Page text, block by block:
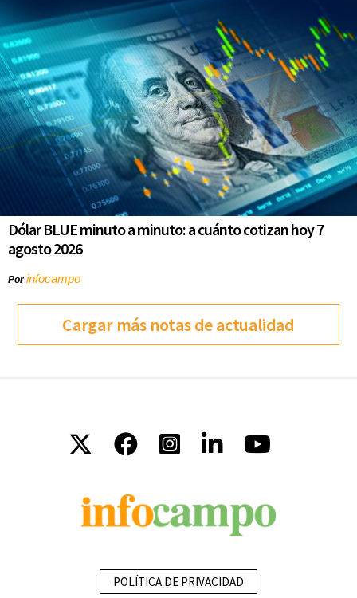
Dólar BLUE minuto a minuto: a cuánto cotizan hoy 7
agosto 2026
Porinfocampo
Cargar más notas de actualidad
POLÍTICA DE PRIVACIDAD